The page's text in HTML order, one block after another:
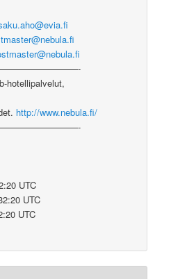
hotellipalvelut,
http://www.nebula.fi/
UTC
UTC
UTC